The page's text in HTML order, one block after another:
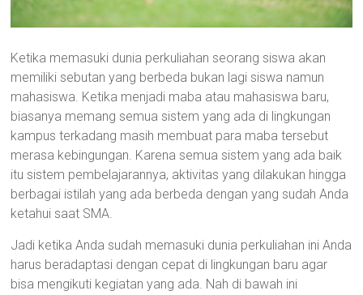
Ketika memasuki dunia perkuliahan seorang siswa akan
memiliki sebutan yang berbeda bukan lagi siswa namun
mahasiswa. Ketika menjadi maba atau mahasiswa baru,
biasanya memang semua sistem yang ada di lingkungan
kampus terkadang masih membuat para maba tersebut
merasa kebingungan. Karena semua sistem yang ada baik
itu sistem pembelajarannya, aktivitas yang dilakukan hingga
berbagai istilah yang ada berbeda dengan yang sudah Anda
ketahui saat SMA.
Jadi ketika Anda sudah memasuki dunia perkuliahan ini Anda
harus beradaptasi dengan cepat di lingkungan baru agar
bisa mengikuti kegiatan yang ada. Nah di bawah ini